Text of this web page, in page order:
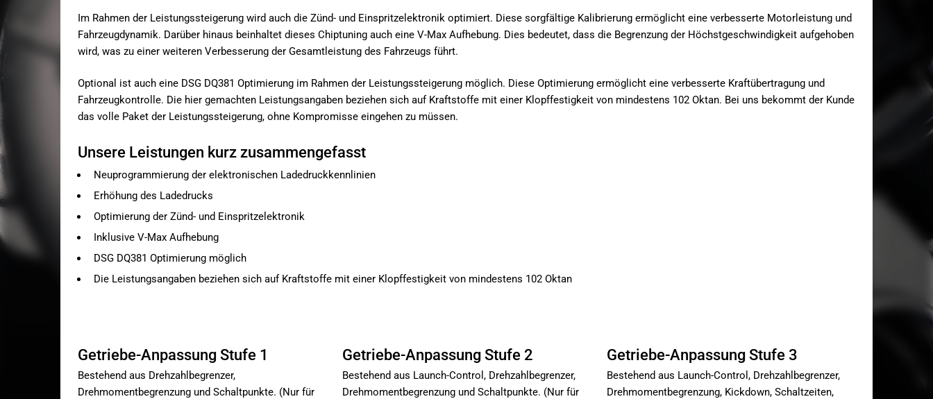
Im Rahmen der Leistungssteigerung wird auch die Zünd- und Einspritzelektronik optimiert. Diese sorgfältige Kalibrierung ermöglicht eine verbesserte Motorleistung und
Fahrzeugdynamik. Darüber hinaus beinhaltet dieses Chiptuning auch eine V-Max Aufhebung. Dies bedeutet, dass die Begrenzung der Höchstgeschwindigkeit aufgehoben
wird, was zu einer weiteren Verbesserung der Gesamtleistung des Fahrzeugs führt.
Optional ist auch eine DSG DQ381 Optimierung im Rahmen der Leistungssteigerung möglich. Diese Optimierung ermöglicht eine verbesserte Kraftübertragung und
Fahrzeugkontrolle. Die hier gemachten Leistungsangaben beziehen sich auf Kraftstoffe mit einer Klopffestigkeit von mindestens 102 Oktan. Bei uns bekommt der Kunde
das volle Paket der Leistungssteigerung, ohne Kompromisse eingehen zu müssen.
Unsere Leistungen kurz zusammengefasst
Neuprogrammierung der elektronischen Ladedruckkennlinien
Erhöhung des Ladedrucks
Optimierung der Zünd- und Einspritzelektronik
Inklusive V-Max Aufhebung
DSG DQ381 Optimierung möglich
Die Leistungsangaben beziehen sich auf Kraftstoffe mit einer Klopffestigkeit von mindestens 102 Oktan
Getriebe-Anpassung Stufe 1
Bestehend aus Drehzahlbegrenzer,
Drehmomentbegrenzung und Schaltpunkte. (Nur für
Getriebe-Anpassung Stufe 2
Bestehend aus Launch-Control, Drehzahlbegrenzer,
Drehmomentbegrenzung und Schaltpunkte. (Nur für
Getriebe-Anpassung Stufe 3
Bestehend aus Launch-Control, Drehzahlbegrenzer,
Drehmomentbegrenzung, Kickdown, Schaltzeiten,